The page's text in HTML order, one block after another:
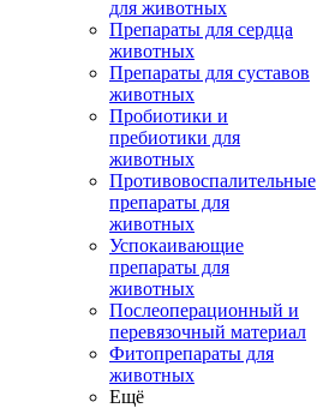
для животных
Препараты для сердца
животных
Препараты для суставов
животных
Пробиотики и
пребиотики для
животных
Противовоспалительные
препараты для
животных
Успокаивающие
препараты для
животных
Послеоперационный и
перевязочный материал
Фитопрепараты для
животных
Ещё